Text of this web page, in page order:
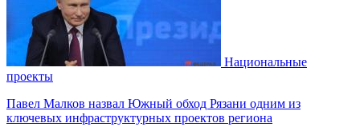
Национальные
проекты
Павел Малков назвал Южный обход Рязани одним из
ключевых инфраструктурных проектов региона